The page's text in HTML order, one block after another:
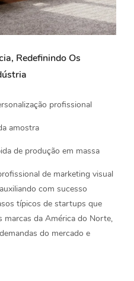
Redefinindo Os
profissional
amostra
de produção em massa
de marketing visual
com sucesso
típicos de startups que
marcas da América do Norte,
do mercado e